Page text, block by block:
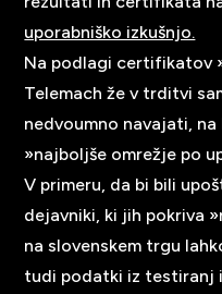
uporabniško izkušnjo.
Na podlagi certifikatov
Telemach že v trditvi
nedvoumno navajati,
»najboljše omrežje po
V primeru, da bi bili
dejavniki, ki jih pokriva
na slovenskem trgu
tudi podatki iz testiranj